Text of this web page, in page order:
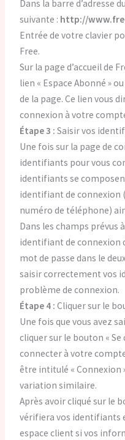
Dans la barre d’adresse
suivante : http://
Entrée de votre clavier
Free.
Sur la page d’accueil de
lien « Espace Abonné »
de la page. Ce lien vous
connexion à votre
Étape 3 : Saisir vos
Une fois sur la page de
identifiants pour vous
identifiants se
identifiant de connexion
numéro de téléphone)
Dans les champs prévus
identifiant de connexion
mot de passe dans le
saisir correctement vos
problème de connexion.
Étape 4 : Cliquer sur le
Une fois que vous avez
cliquer sur le bouton «
connecter à votre
être intitulé « Connexion
variation similaire.
Après avoir cliqué sur le
vérifiera vos identifiants
espace client si vos